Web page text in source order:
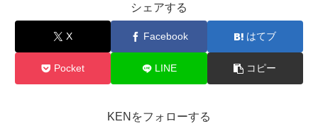
シェアする
X Facebook はてブ
Pocket LINE コピー
KENをフォローする